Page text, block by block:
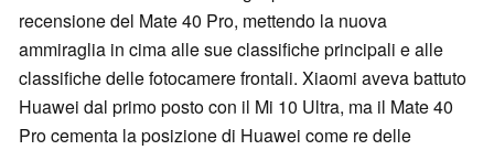
recensione del Mate 40 Pro, mettendo la nuova
ammiraglia in cima alle sue classifiche principali e alle
classifiche delle fotocamere frontali. Xiaomi aveva battuto
Huawei dal primo posto con il Mi 10 Ultra, ma il Mate 40
Pro cementa la posizione di Huawei come re delle